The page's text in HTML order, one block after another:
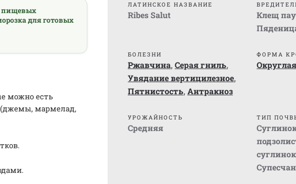
пищевых
для готовых
можно есть
(джемы, мармелад,
ЛАТИНСКОЕ НАЗВАНИЕ
Ribes Salut Клещ
БОЛЕЗНИ
Ржавчина, Серая гниль,
Увядание вертицилезное,
Пятнистость, Антракноз
ФОРМА
Округлая
УРОЖАЙНОСТЬ
Средняя
ТИП
суглинок